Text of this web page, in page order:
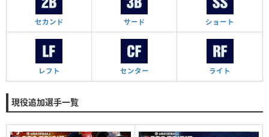
セカンド サード ショート
レフト センター ライト
現役追加選手一覧